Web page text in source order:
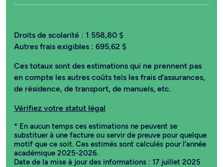
Droits de scolarité : 1 558,80 $
Autres frais exigibles : 695,62 $
Ces totaux sont des estimations qui ne prennent pas
en compte les autres coûts tels les frais d’assurances,
de résidence, de transport, de manuels, etc.
Vérifiez votre statut légal
* En aucun temps ces estimations ne peuvent se
substituer à une facture ou servir de preuve pour quelque
motif que ce soit. Ces estimés sont calculés pour l’année
académique 2025-2026.
Date de la mise à jour des informations : 17 juillet 2025